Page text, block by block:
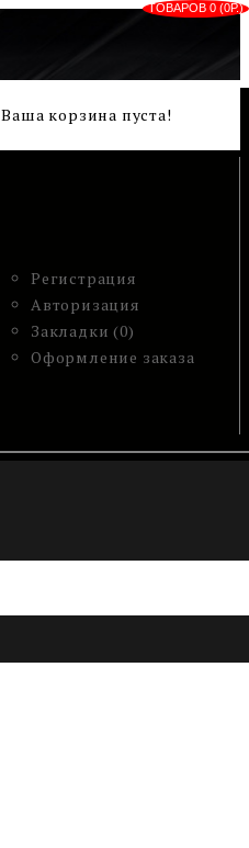
ТОВАРОВ 0 (0Р.)
Ваша корзина пуста!
Регистрация
Авторизация
Закладки (0)
Оформление заказа